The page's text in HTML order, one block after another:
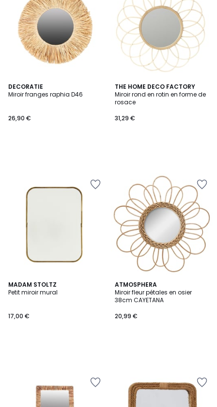
DECORATIE
Miroir franges raphia D46
26,90 €
THE HOME DECO FACTORY
Miroir rond en rotin en forme de
rosace
31,29 €
MADAM STOLTZ
Petit miroir mural
17,00 €
ATMOSPHERA
Miroir fleur pétales en osier
38cm CAYETANA
20,99 €